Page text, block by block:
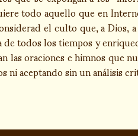
todo aquello que en
el culto que, a
todos los tiempos y
las oraciones e himnos que
ni aceptando sin un análisis